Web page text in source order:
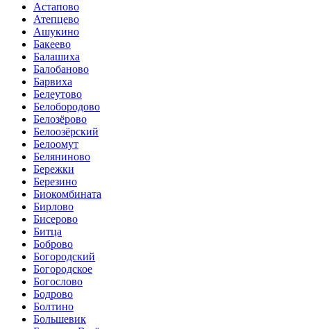
Астапово
Атепцево
Ашукино
Бакеево
Балашиха
Балобаново
Барвиха
Белеутово
Белобородово
Белозёрово
Белоозёрский
Белоомут
Беляниново
Бережки
Березино
Биокомбината
Бирлово
Бисерово
Битца
Боброво
Богородский
Богородское
Богослово
Бодрово
Болтино
Большевик